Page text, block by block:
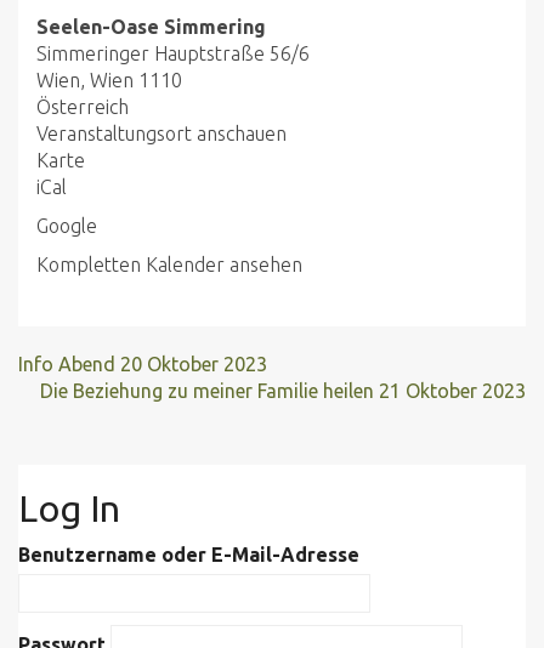
Seelen-Oase Simmering
Simmeringer Hauptstraße 56/6
Wien, Wien 1110
Österreich
Veranstaltungsort anschauen
Karte
iCal
Google
Kompletten Kalender ansehen
Info Abend 20 Oktober 2023
Die Beziehung zu meiner Familie heilen 21 Oktober 2023
Log In
Benutzername oder E-Mail-Adresse